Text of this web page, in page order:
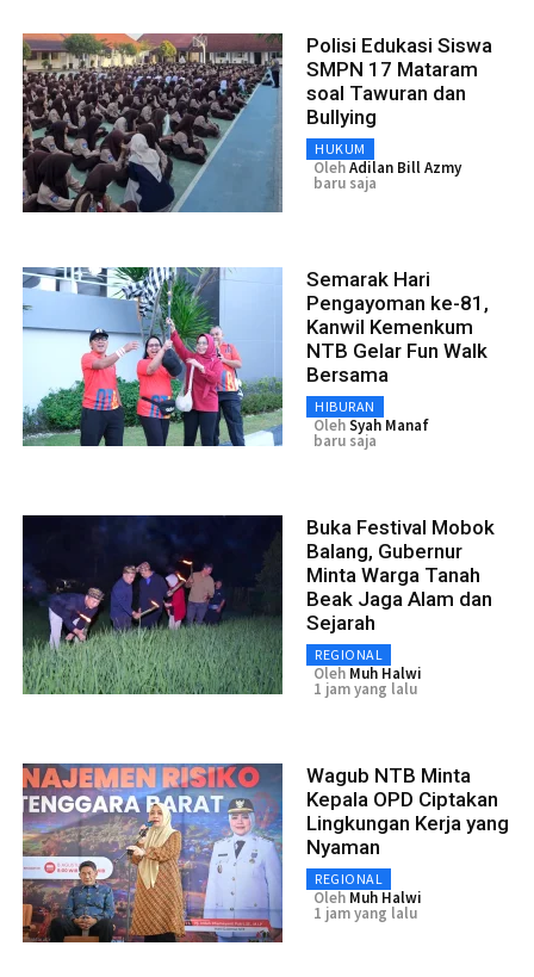
Polisi Edukasi Siswa
SMPN 17 Mataram
soal Tawuran dan
Bullying
HUKUM
OlehAdilan Bill Azmy
baru saja
Semarak Hari
Pengayoman ke-81,
Kanwil Kemenkum
NTB Gelar Fun Walk
Bersama
HIBURAN
OlehSyah Manaf
baru saja
Buka Festival Mobok
Balang, Gubernur
Minta Warga Tanah
Beak Jaga Alam dan
Sejarah
REGIONAL
Oleh Muh Halwi
1 jam yang lalu
Wagub NTB Minta
Kepala OPD Ciptakan
Lingkungan Kerja yang
Nyaman
REGIONAL
Oleh Muh Halwi
1 jam yang lalu